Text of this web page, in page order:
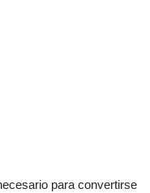
para convertirse